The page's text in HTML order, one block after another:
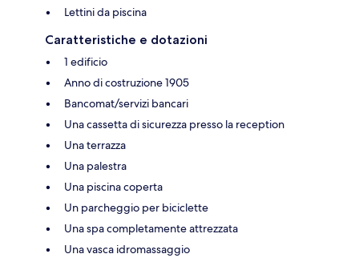
Lettini da piscina
Caratteristiche e dotazioni
1 edificio
Anno di costruzione 1905
Bancomat/servizi bancari
Una cassetta di sicurezza presso la reception
Una terrazza
Una palestra
Una piscina coperta
Un parcheggio per biciclette
Una spa completamente attrezzata
Una vasca idromassaggio